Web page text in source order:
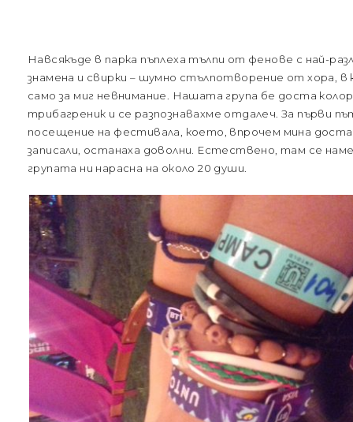
Навсякъде в парка пъплеха тълпи от фенове с най-
знамена и свирки – шумно стълпотворение от хора,
само за миг невнимание. Нашата група бе доста
трибагреник и се разпознавахме отдалеч. За първи
посещение на фестивала, което, впрочем мина
записали, останаха доволни. Естествено, там се
групата ни нарасна на около 20 души.